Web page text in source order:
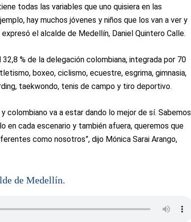
todas las variables que uno quisiera en las
hay muchos jóvenes y niños que los van a ver y
el alcalde de Medellín, Daniel Quintero Calle.
% de la delegación colombiana, integrada por 70
boxeo, ciclismo, ecuestre, esgrima, gimnasia,
taekwondo, tenis de campo y tiro deportivo.
colombiano va a estar dando lo mejor de sí. Sabemos
en cada escenario y también afuera, queremos que
como nosotros”, dijo Mónica Sarai Arango,
de Medellín.